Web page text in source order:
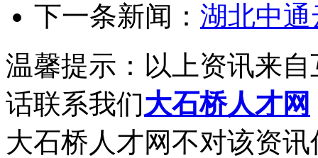
下一条新闻： 湖北中
温馨提示：以上资讯来
话联系我们大石桥人才网
大石桥人才网不对该资